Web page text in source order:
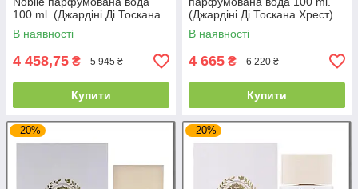
100 ml. (Джардіні Ді Тоскана
Колонь Нобіль)
В наявності
4 458,75 ₴ 5 945 ₴
Купити
(Джардіні Ді Тоскана Хрест)
В наявності
4 665 ₴ 6 220 ₴
Купити
–20% –20%